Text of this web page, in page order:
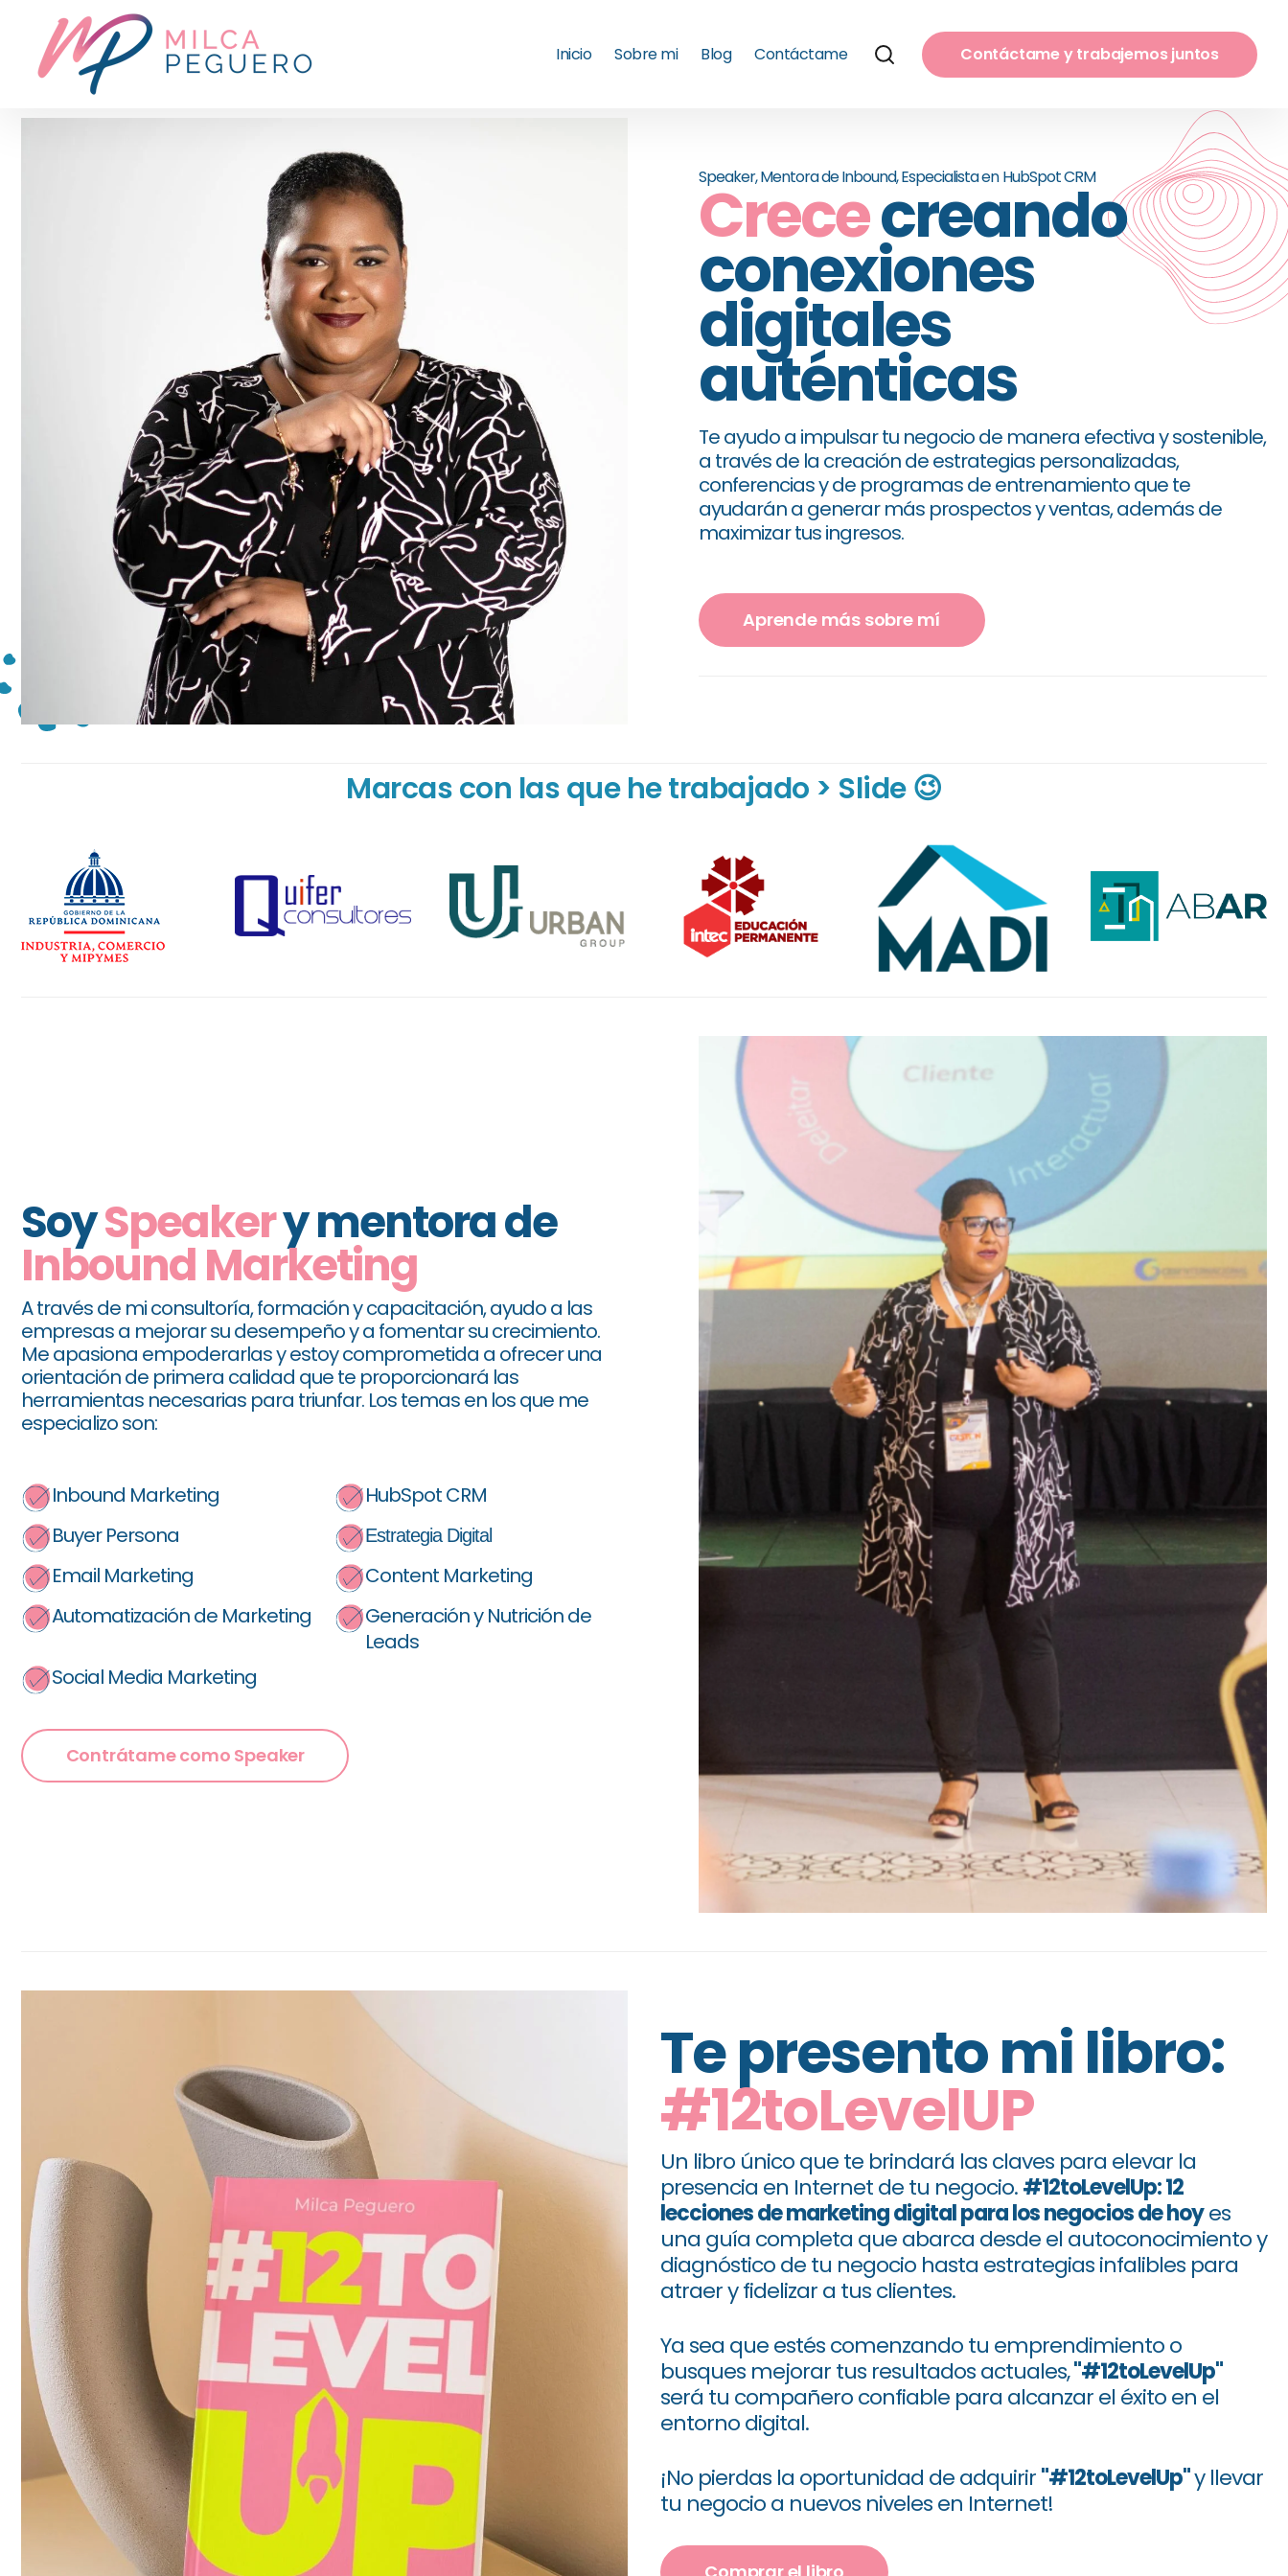
Inicio Sobre mi Blog Contáctame Contáctame y trabajemos juntos
Speaker, Mentora de Inbound, Especialista en HubSpot CRM
Crececreando
conexiones
digitales
auténticas
Te ayudo a impulsar tu negocio de manera efectiva y sostenible,
a través de la creación de estrategias personalizadas,
conferencias y de programas de entrenamiento que te
ayudarán a generar más prospectos y ventas, además de
maximizar tus ingresos.
Aprende más sobre mí
Marcas con las que he trabajado > Slide 😉
SoySpeakery mentora de
Inbound Marketing
A través de mi consultoría, formación y capacitación, ayudo a las
empresas a mejorar su desempeño y a fomentar su crecimiento.
Me apasiona empoderarlas y estoy comprometida a ofrecer una
orientación de primera calidad que te proporcionará las
herramientas necesarias para triunfar. Los temas en los que me
especializo son:
Inbound Marketing
HubSpot CRM
Buyer Persona
Estrategia Digital
Email Marketing
Content Marketing
Automatización de Marketing
Generación y Nutrición de
Leads
Social Media Marketing
Contrátame como Speaker
Te presento mi libro:
#12toLevelUP
Un libro único que te brindará las claves para elevar la
presencia en Internet de tu negocio.#12toLevelUp: 12
lecciones de marketing digital para los negocios de hoyes
una guía completa que abarca desde el autoconocimiento y
diagnóstico de tu negocio hasta estrategias infalibles para
atraer y fidelizar a tus clientes.
Ya sea que estés comenzando tu emprendimiento o
busques mejorar tus resultados actuales,"#12toLevelUp"
será tu compañero confiable para alcanzar el éxito en el
entorno digital.
¡No pierdas la oportunidad de adquirir"#12toLevelUp"y llevar
tu negocio a nuevos niveles en Internet!